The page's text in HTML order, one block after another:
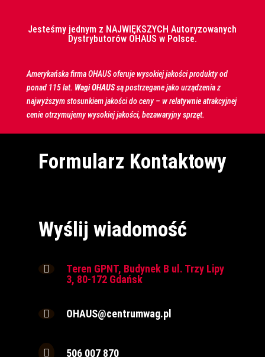
Jesteśmy jednym z NAJWIĘKSZYCH Autoryzowanych
Dystrybutorów OHAUS w Polsce.
Amerykańska firma OHAUS oferuje wysokiej jakości produkty od
ponad 115 lat. WagiOHAUS są postrzegane jako urządzenia z
najwyższym stosunkiem jakości do ceny – w relatywnie atrakcyjnej
cenie otrzymujemy wysokiej jakości, bezawaryjny sprzęt.
Formularz Kontaktowy
Wyślij wiadomość

Teren GPNT, Budynek B ul. Trzy Lipy
3, 80-172 Gdańsk
 OHAUS@centrumwag.pl
 506 007 870